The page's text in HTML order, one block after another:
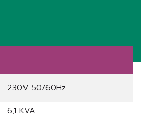
230V 50/60Hz
6,1 KVA